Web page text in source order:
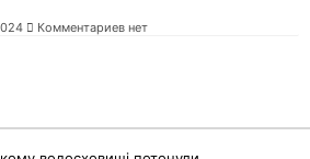
Комментариев нет